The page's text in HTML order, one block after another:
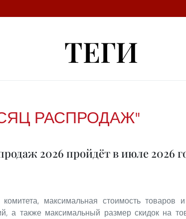
ТЕГИ
РАСПРОДАЖ"
2026 пройдёт в июле 2026
максимальная стоимость товаров и
а также максимальный размер скидок на